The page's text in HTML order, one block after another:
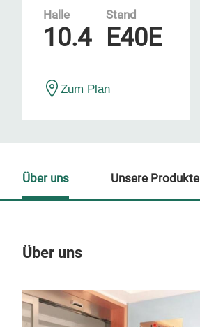
Halle
10.4
Stand
E40E
Zum Plan
Über uns
Über uns Unsere Produkte